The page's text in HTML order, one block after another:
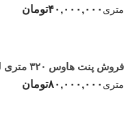
دریا در فریدونکنار
متری ۴۰,۰۰۰,۰۰۰تومان
فروش پنت
چهاردهم فریدونکنار
متری ۸۰,۰۰۰,۰۰۰تومان